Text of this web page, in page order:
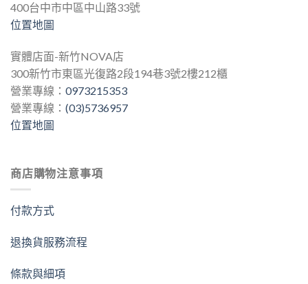
400台中市中區中山路33號
位置地圖
實體店面-新竹NOVA店
300新竹市東區光復路2段194巷3號2樓212櫃
營業專線： 0973215353
營業專線： (03)5736957
位置地圖
商店購物注意事項
付款方式
退換貨服務流程
條款與細項